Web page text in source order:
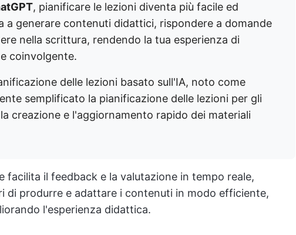
, pianificare le lezioni diventa più facile ed
a generare contenuti didattici, rispondere a domande
nella scrittura, rendendo la tua esperienza di
coinvolgente.
delle lezioni basato sull'IA, noto come
semplificato la pianificazione delle lezioni per gli
creazione e l'aggiornamento rapido dei materiali
facilita il feedback e la valutazione in tempo reale,
di produrre e adattare i contenuti in modo efficiente,
l'esperienza didattica.